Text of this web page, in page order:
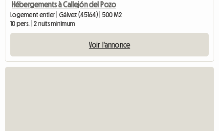
Hébergements à Callejón del Pozo
Logement entier | Gálvez (45164) | 500 M2
10 pers. | 2 nuits minimum
Voir l'annonce